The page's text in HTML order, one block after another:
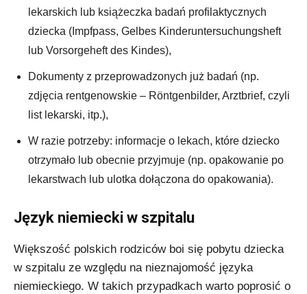
lekarskich lub książeczka badań profilaktycznych
dziecka (Impfpass, Gelbes Kinderuntersuchungsheft
lub Vorsorgeheft des Kindes),
Dokumenty z przeprowadzonych już badań (np.
zdjęcia rentgenowskie – Röntgenbilder, Arztbrief, czyli
list lekarski, itp.),
W razie potrzeby: informacje o lekach, które dziecko
otrzymało lub obecnie przyjmuje (np. opakowanie po
lekarstwach lub ulotka dołączona do opakowania).
Język niemiecki w szpitalu
Większość polskich rodziców boi się pobytu dziecka
w szpitalu ze względu na nieznajomość języka
niemieckiego. W takich przypadkach warto poprosić o